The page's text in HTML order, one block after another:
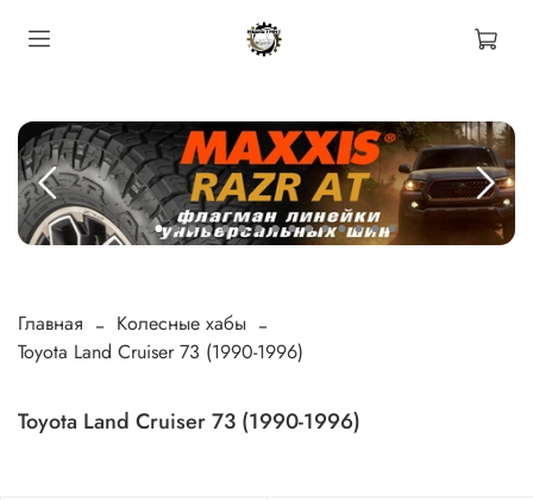
Главная
Колесные хабы
Toyota Land Cruiser 73 (1990-1996)
Toyota Land Cruiser 73 (1990-1996)